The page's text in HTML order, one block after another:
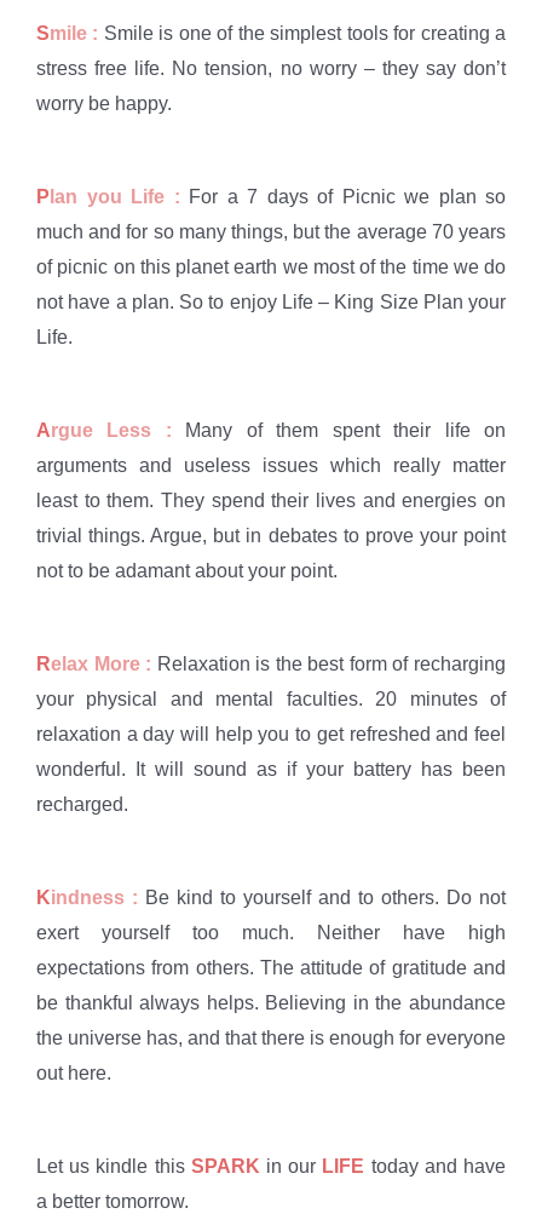
Smile : Smile is one of the simplest tools for creating a
stress free life. No tension, no worry – they say don’t
worry be happy.
P lan you Life : For a 7 days of Picnic we plan so
much and for so many things, but the average 70 years
of picnic on this planet earth we most of the time we do
not have a plan. So to enjoy Life – King Size Plan your
Life.
Argue Less : Many of them spent their life on
arguments and useless issues which really matter
least to them. They spend their lives and energies on
trivial things. Argue, but in debates to prove your point
not to be adamant about your point.
Relax More : Relaxation is the best form of recharging
your physical and mental faculties. 20 minutes of
relaxation a day will help you to get refreshed and feel
wonderful. It will sound as if your battery has been
recharged.
Kindness : Be kind to yourself and to others. Do not
exert yourself too much. Neither have high
expectations from others. The attitude of gratitude and
be thankful always helps. Believing in the abundance
the universe has, and that there is enough for everyone
out here.
Let us kindle this SPARK in our LIFE today and have
a better tomorrow.